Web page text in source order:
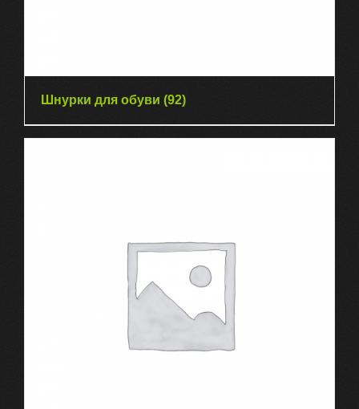
Шнурки для обуви (92)